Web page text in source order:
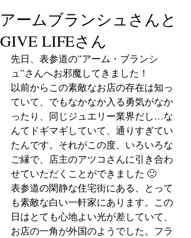
アームブランシュさんと
GIVE LIFEさん
先日、表参道の”アーム・ブランシ
ュ”さんへお邪魔してきました！
以前からこの素敵なお店の存在は知っ
ていて、でもなかなか入る勇気がなか
ったり、同じジュエリー業界だし…な
んてドギマギしていて、通りすぎてい
たんです。それがこの度、いろいろな
ご縁で、店主のアツコさんに引き合わ
せていただくことができました 🙂
表参道の閑静な住宅街にある、とって
も素敵な白い一軒家にあります。この
日はとても心地よい光が差していて、
お店の一角が外国のようでした。フラ